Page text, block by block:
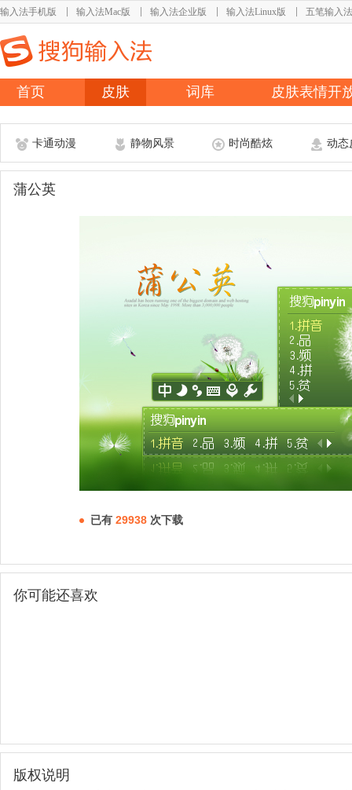
输入法手机版 输入法Mac版 输入法企业版 输入法Linux版 五笔输入法
首页 皮肤 词库 皮肤表情开
卡通动漫 静物风景 时尚酷炫 动态
蒲公英
已有 29938 次下载
你可能还喜欢
版权说明